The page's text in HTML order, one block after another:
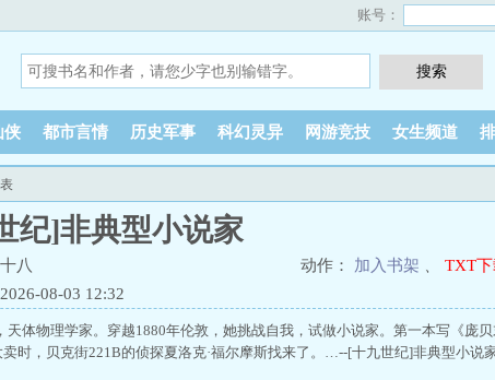
账号：
侠 都市言情 历史军事 科幻灵异 网游竞技 女生频道
纪]非典型小说家
八 动作： 加入书架
TXT下
08-03 12:32
天体物理学家。穿越1880年伦敦，她挑战自我，试做小说家。第一本写《庞
时，贝克街221B的侦探夏洛克·福尔摩斯找来了。…--[十九世纪]非典型小说